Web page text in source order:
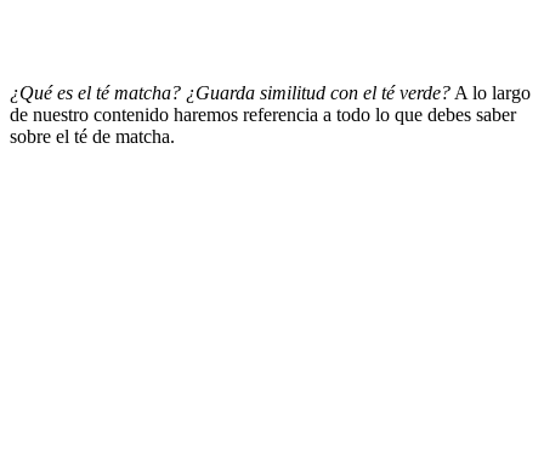
¿Qué es el té matcha? ¿Guarda similitud con el té verde? A lo largo
de nuestro contenido haremos referencia a todo lo que debes saber
sobre el té de matcha.